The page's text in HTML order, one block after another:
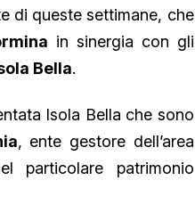
di queste settimane, che
in sinergia con gli
Bella.
Isola Bella che sono
, ente gestore dell’area
particolare patrimonio